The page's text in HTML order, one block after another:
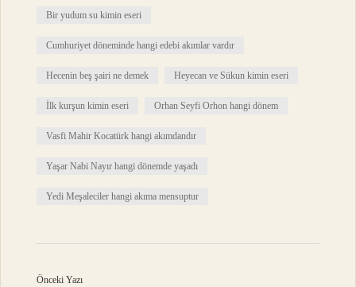
Bir yudum su kimin eseri
Cumhuriyet döneminde hangi edebi akımlar vardır
Hecenin beş şairi ne demek Heyecan ve Sükun kimin eseri
İlk kurşun kimin eseri Orhan Seyfi Orhon hangi dönem
Vasfi Mahir Kocatürk hangi akımdandır
Yaşar Nabi Nayır hangi dönemde yaşadı
Yedi Meşaleciler hangi akıma mensuptur
Önceki Yazı